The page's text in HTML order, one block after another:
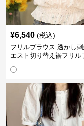
¥6,540 (税込)
フリルブラウス 透かし刺
エスト切り替え裾フリル